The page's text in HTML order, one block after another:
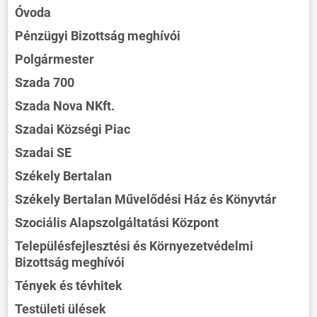
Óvoda
Pénzügyi Bizottság meghívói
Polgármester
Szada 700
Szada Nova NKft.
Szadai Községi Piac
Szadai SE
Székely Bertalan
Székely Bertalan Művelődési Ház és Könyvtár
Szociális Alapszolgáltatási Központ
Településfejlesztési és Környezetvédelmi
Bizottság meghívói
Tények és tévhitek
Testületi ülések